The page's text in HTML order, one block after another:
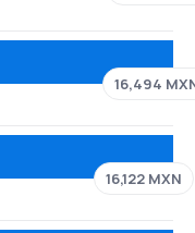
16,494
16,122 MXN